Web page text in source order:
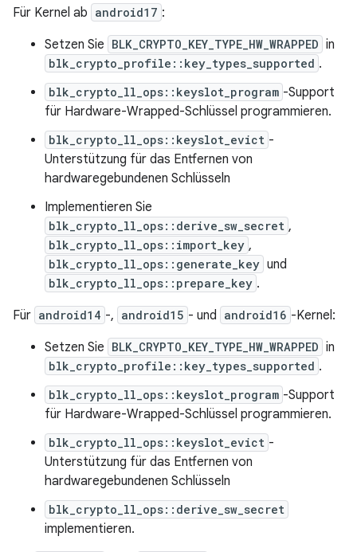
Für Kernel ab android17 :
Setzen Sie BLK_CRYPTO_KEY_TYPE_HW_WRAPPED in
blk_crypto_profile::key_types_supported .
blk_crypto_ll_ops::keyslot_program -Support
für Hardware-Wrapped-Schlüssel programmieren.
blk_crypto_ll_ops::keyslot_evict -
Unterstützung für das Entfernen von
hardwaregebundenen Schlüsseln
Implementieren Sie
blk_crypto_ll_ops::derive_sw_secret ,
blk_crypto_ll_ops::import_key ,
blk_crypto_ll_ops::generate_key und
blk_crypto_ll_ops::prepare_key .
Für android14 -, android15 - und android16 -Kernel:
Setzen Sie BLK_CRYPTO_KEY_TYPE_HW_WRAPPED in
blk_crypto_profile::key_types_supported .
blk_crypto_ll_ops::keyslot_program -Support
für Hardware-Wrapped-Schlüssel programmieren.
blk_crypto_ll_ops::keyslot_evict -
Unterstützung für das Entfernen von
hardwaregebundenen Schlüsseln
blk_crypto_ll_ops::derive_sw_secret
implementieren.